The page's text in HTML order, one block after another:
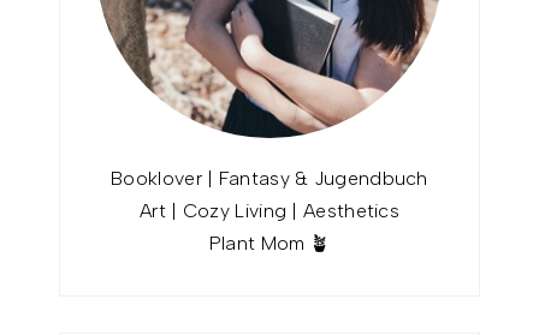
Booklover | Fantasy & Jugendbuch
Art | Cozy Living | Aesthetics
Plant Mom 🪴